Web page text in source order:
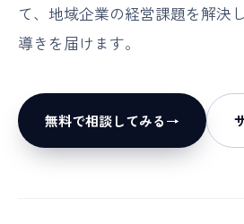
て、地域企業の経営課題を解決
導きを届けます。
無料で相談してみる→